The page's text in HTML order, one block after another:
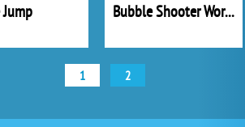
Bubble Shooter World Cup
1 2